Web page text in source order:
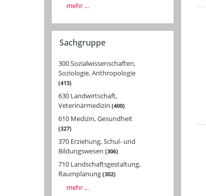
mehr ...
Sachgruppe
300 Sozialwissenschaften,
Soziologie, Anthropologie
413
630 Landwirtschaft,
Veterinärmedizin 400
610 Medizin, Gesundheit
327
370 Erziehung, Schul- und
Bildungswesen 306
710 Landschaftsgestaltung,
Raumplanung 302
mehr ...